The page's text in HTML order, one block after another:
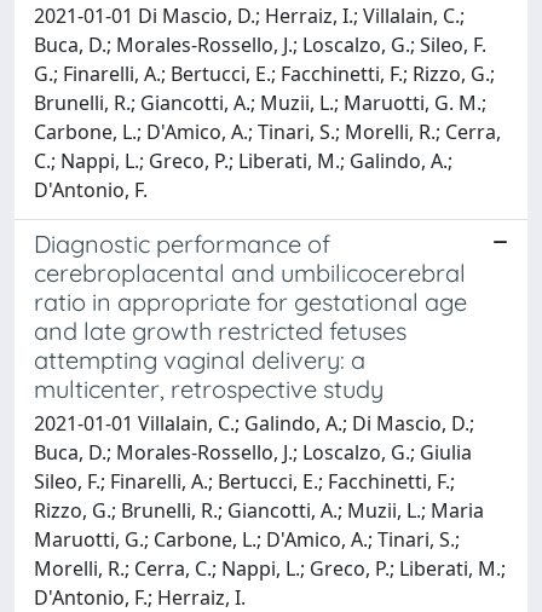
2021-01-01 Di Mascio, D.; Herraiz, I.; Villalain, C.;
Buca, D.; Morales-Rossello, J.; Loscalzo, G.; Sileo, F.
G.; Finarelli, A.; Bertucci, E.; Facchinetti, F.; Rizzo, G.;
Brunelli, R.; Giancotti, A.; Muzii, L.; Maruotti, G. M.;
Carbone, L.; D'Amico, A.; Tinari, S.; Morelli, R.; Cerra,
C.; Nappi, L.; Greco, P.; Liberati, M.; Galindo, A.;
D'Antonio, F.
Diagnostic performance of
cerebroplacental and umbilicocerebral
ratio in appropriate for gestational age
and late growth restricted fetuses
attempting vaginal delivery: a
multicenter, retrospective study
2021-01-01 Villalain, C.; Galindo, A.; Di Mascio, D.;
Buca, D.; Morales-Rossello, J.; Loscalzo, G.; Giulia
Sileo, F.; Finarelli, A.; Bertucci, E.; Facchinetti, F.;
Rizzo, G.; Brunelli, R.; Giancotti, A.; Muzii, L.; Maria
Maruotti, G.; Carbone, L.; D'Amico, A.; Tinari, S.;
Morelli, R.; Cerra, C.; Nappi, L.; Greco, P.; Liberati, M.;
D'Antonio, F.; Herraiz, I.